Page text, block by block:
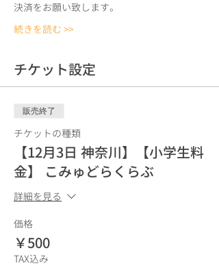
決済をお願い致します。
続きを読む >>
チケット設定
販売終了
チケットの種類
【12月3日 神奈川】【小学生料
金】 こみゅどらくらぶ
詳細を見る
価格
￥500
TAX込み